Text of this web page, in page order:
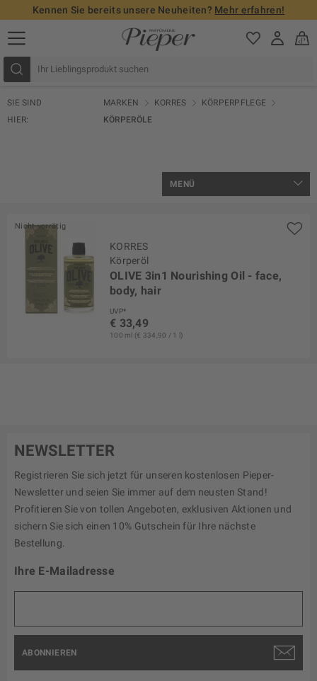
Kennen Sie bereits unsere Neuheiten? Mehr erfahren!
SIE SIND
HIER:
MARKEN KORRES
KÖRPERPFLEGE
KÖRPERÖLE
MENÜ
Nicht vorrätig
KORRES
Körperöl
OLIVE 3in1 Nourishing Oil - face,
body, hair
UVP*
€ 33,49
100 ml (€ 334,90 / 1 l)
NEWSLETTER
Registrieren Sie sich jetzt für unseren kostenlosen Pieper-
Newsletter und seien Sie immer auf dem neusten Stand!
Profitieren Sie von tollen Angeboten, exklusiven Aktionen und
sichern Sie sich einen 10% Gutschein für Ihre nächste
Bestellung.
Ihre E-Mailadresse
ABONNIEREN